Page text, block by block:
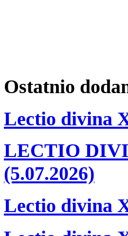
Ostatnio
Lectio divina
LECTIO
(5.07.2026)
Lectio divina